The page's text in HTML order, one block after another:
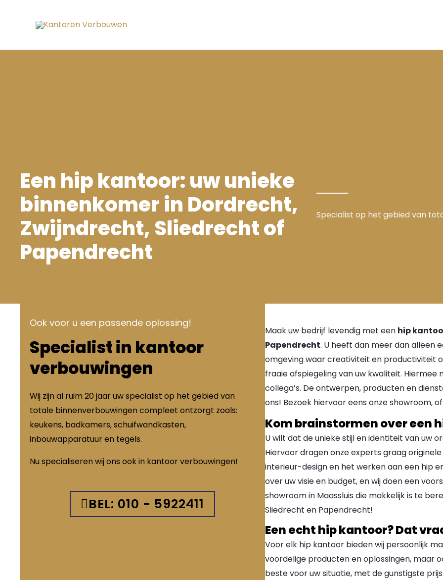
inhoud
Een hip kantoor: uw unieke
binnenkomer in Dordrecht,
Zwijndrecht, Sliedrecht of
Papendrecht
Specialist op het gebied van
Ook voor u een passende oplossing!
Specialist in kantoor
verbouwingen
Wij zijn al ruim 20 jaar uw specialist op het gebied van
totale binnenverbouwingen compleet ontzorgt zoals:
keukens, badkamers, schuifwandkasten,
inbouwapparatuur en tegels.
Nu specialiseren wij ons ook in kantoor verbouwingen!
BEL: 010 - 5922411
Maak uw bedrijf levendig met een hip
Papendrecht. U heeft dan meer dan alleen
omgeving waar creativiteit en productiviteit
fraaie afspiegeling van uw kwaliteit. Hiermee
collega’s. De ontwerpen, producten en
ons! Bezoek hiervoor eens onze showroom,
Kom brainstormen over een
U wilt dat de unieke stijl en identiteit van uw
Hiervoor dragen onze experts graag
interieur-design en het werken aan een hip
over uw visie en budget, en wij doen een
showroom in Maassluis die makkelijk is te
Sliedrecht en Papendrecht!
Een echt hip kantoor? Dat
Voor elk hip kantoor bieden wij persoonlijk
voordelige producten en oplossingen, maar
beste voor uw situatie, met de gunstigste